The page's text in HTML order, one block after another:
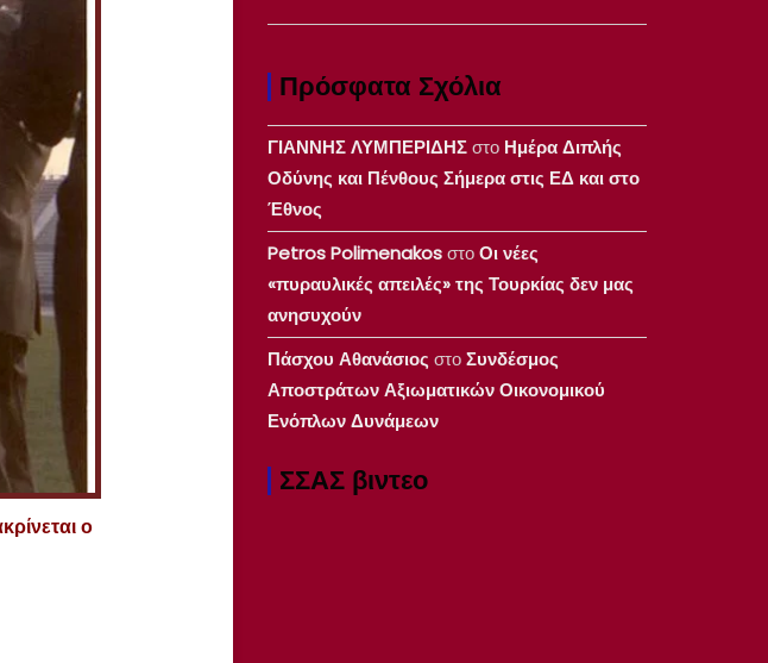
ο
Πρόσφατα Σχόλια
ΓΙΑΝΝΗΣ ΛΥΜΠΕΡΙΔΗΣστο Ημέρα Διπλής
Οδύνης και Πένθους Σήμερα στις ΕΔ και στο
Έθνος
Petros PolimenakosστοΟι νέες
«πυραυλικές απειλές» της Τουρκίας δεν μας
ανησυχούν
Πάσχου Αθανάσιος στοΣυνδέσμος
Αποστράτων Αξιωματικών Οικονομικού
Ενόπλων Δυνάμεων
ΣΣΑΣ βιντεο